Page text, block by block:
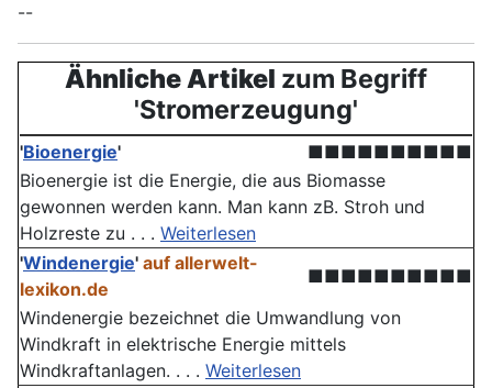
--
Ähnliche Artikel zum Begriff
'Stromerzeugung'
'Bioenergie'
■■■■■■■■■■
Bioenergie ist die Energie, die aus Biomasse
gewonnen werden kann. Man kann zB. Stroh und
Holzreste zu . . . Weiterlesen
'Windenergie' auf allerwelt-
lexikon.de
■■■■■■■■■■
Windenergie bezeichnet die Umwandlung von
Windkraft in elektrische Energie mittels
Windkraftanlagen. . . . Weiterlesen